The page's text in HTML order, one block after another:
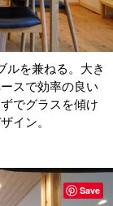
ルを兼ねる。大き
スで効率の良い
でグラスを傾け
イン。
Save